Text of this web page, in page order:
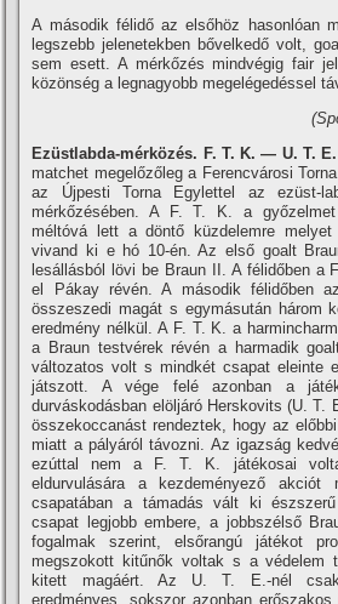
A második félidő az elsőhöz hasonlóan
legszebb jelenetekben bővelkedő volt,
sem esett. A mérkőzés mindvégig fair
közönség a legnagyobb megelégedéssel
Ezüstlabda-mérközés. F. T. K. — U. T. E.
matchet megelőzőleg a Ferencvárosi
az Újpesti Torna Egylettel az ezüst-
mérkőzésében. A F. T. K. a
méltóvá lett a döntő küzdelemre
vivand ki e hó 10-én. Az első goalt
lesállásból lövi be Braun II. A félidőben a
el Pákay révén. A második félidőben
összeszedi magát s egymásután három
eredmény nélkül. A F. T. K. a
a Braun testvérek révén a harmadik
változatos volt s mindkét csapat eleinte
játszott. A vége felé azonban a
durváskodásban elöljáró Herskovits (U. T.
összekoccanást rendeztek, hogy az
miatt a pályáról távozni. Az igazság
ezúttal nem a F. T. K. játékosai
eldurvulására a kezdeményező
csapatában a támadás vált ki
csapat legjobb embere, a jobbszélső
fogalmak szerint, elsőrangú játékot
megszokott kitűnők voltak s a védelem
kitett magáért. Az U. T. E.-nél
eredményes, sokszor azonban